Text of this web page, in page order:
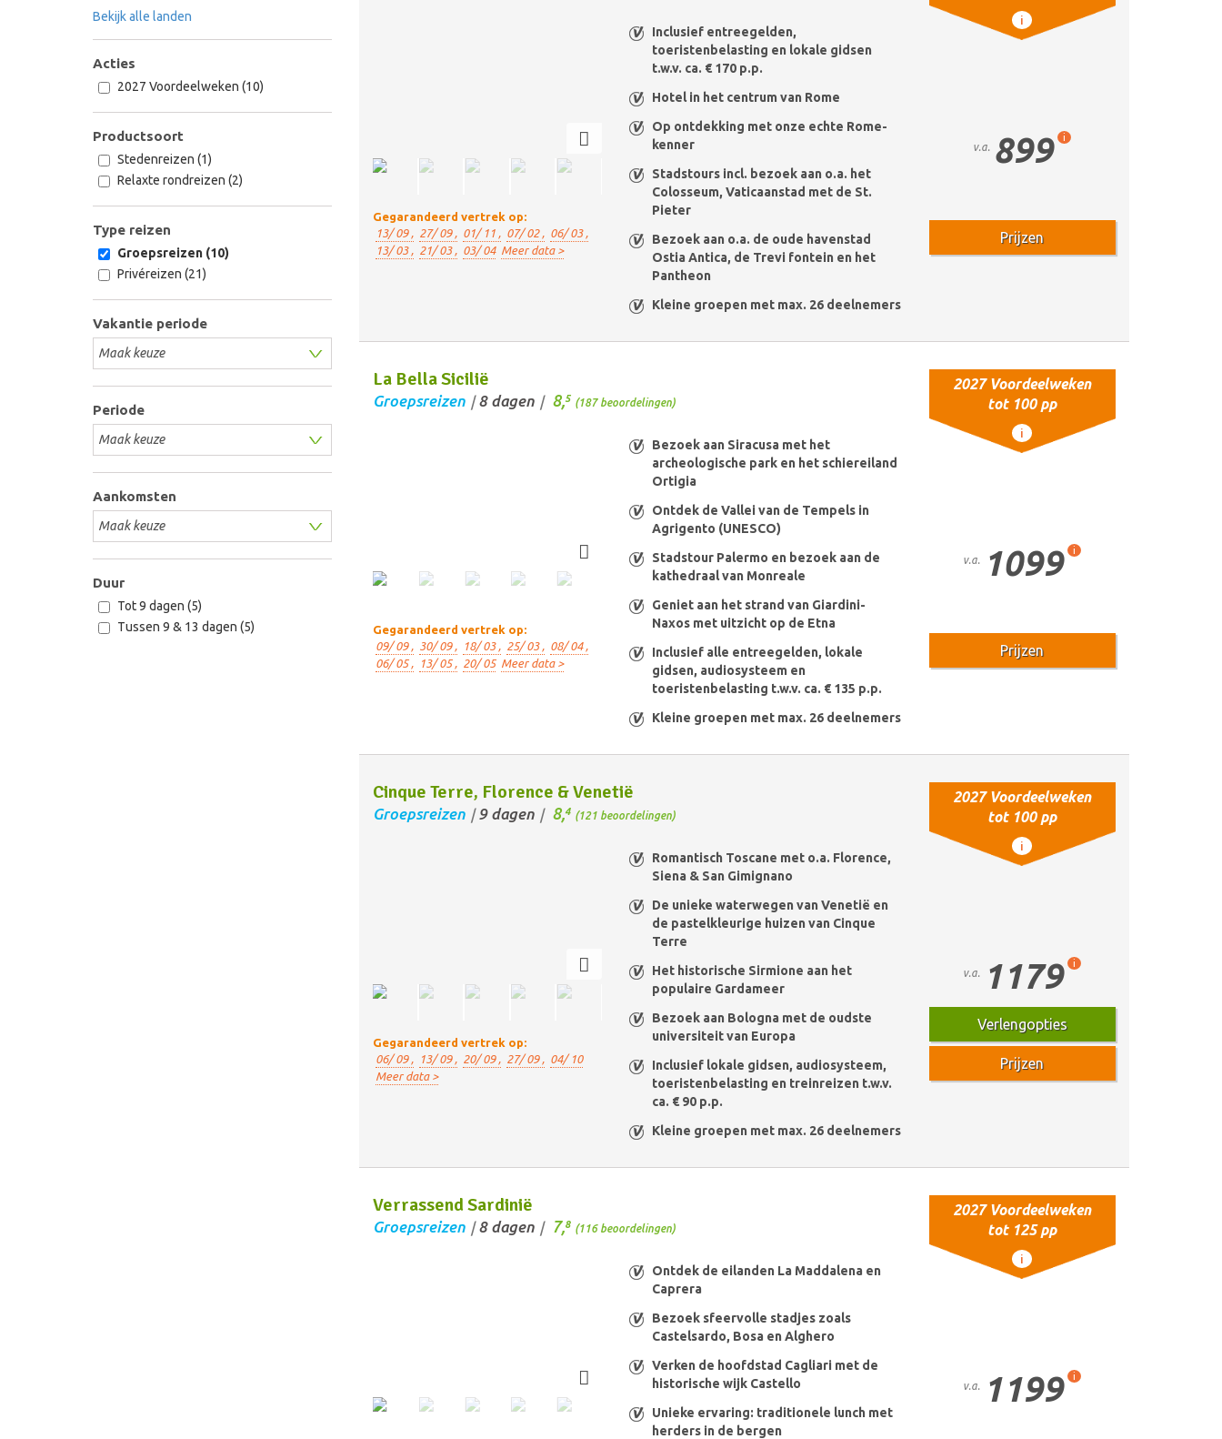
Bekijk alle landen
Acties
2027 Voordeelweken (10)
Productsoort
Stedenreizen (1)
Relaxte rondreizen (2)
Type reizen
Groepsreizen (10)
Privéreizen (21)
Periode
Aankomsten
Vakantie periode
Duur
Tot 9 dagen (5)
Tussen 9 & 13 dagen (5)
Gegarandeerd vertrek op:
13/ 09 ,
27/ 09 , 01/ 11 , 07/ 02 ,
06/ 03 ,
13/ 03 ,
21/ 03 , 03/ 04 Meer data >
i
Inclusief entreegelden,
toeristenbelasting en lokale gidsen
t.w.v. ca. € 170 p.p.
Hotel in het centrum van Rome
Op ontdekking met onze echte Rome-
kenner
Stadstours incl. bezoek aan o.a. het
Colosseum, Vaticaanstad met de St.
Pieter
Bezoek aan o.a. de oude havenstad
Ostia Antica, de Trevi fontein en het
Pantheon
Kleine groepen met max. 26 deelnemers
v.a. 899 i
Prijzen
La Bella Sicilië
Groepsreizen /8 dagen / 8,5 (187 beoordelingen)
Gegarandeerd vertrek op:
09/ 09 ,
30/ 09 , 18/ 03 , 25/ 03 ,
08/ 04 ,
06/ 05 ,
13/ 05 , 20/ 05 Meer data >
2027 Voordeelweken
tot 100 pp
i
Bezoek aan Siracusa met het
archeologische park en het schiereiland
Ortigia
Ontdek de Vallei van de Tempels in
Agrigento (UNESCO)
Stadstour Palermo en bezoek aan de
kathedraal van Monreale
Geniet aan het strand van Giardini-
Naxos met uitzicht op de Etna
Inclusief alle entreegelden, lokale
gidsen, audiosysteem en
toeristenbelasting t.w.v. ca. € 135 p.p.
Kleine groepen met max. 26 deelnemers
v.a. 1099 i
Prijzen
Cinque Terre, Florence & Venetië
Groepsreizen / 9 dagen / 8, 4 (121 beoordelingen)
Gegarandeerd vertrek op:
06/ 09 ,
13/ 09 , 20/ 09 , 27/ 09 ,
04/ 10
Meer data >
2027 Voordeelweken
tot 100 pp
i
Romantisch Toscane met o.a. Florence,
Siena & San Gimignano
De unieke waterwegen van Venetië en
de pastelkleurige huizen van Cinque
Terre
Het historische Sirmione aan het
populaire Gardameer
Bezoek aan Bologna met de oudste
universiteit van Europa
Inclusief lokale gidsen, audiosysteem,
toeristenbelasting en treinreizen t.w.v.
ca. € 90 p.p.
Kleine groepen met max. 26 deelnemers
v.a. 1179 i
Verlengopties
Prijzen
Verrassend Sardinië
Groepsreizen /8 dagen / 7, 8 (116 beoordelingen)
2027 Voordeelweken
tot 125 pp
i
Ontdek de eilanden La Maddalena en
Caprera
Bezoek sfeervolle stadjes zoals
Castelsardo, Bosa en Alghero
Verken de hoofdstad Cagliari met de
historische wijk Castello
Unieke ervaring: traditionele lunch met
herders in de bergen
v.a. 1199 i